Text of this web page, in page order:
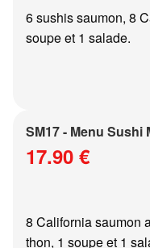
6 sushis saumon, 8
soupe et 1 salade.
SM17 - Menu Sushi
17.90 €
8 California saumon
thon, 1 soupe et 1